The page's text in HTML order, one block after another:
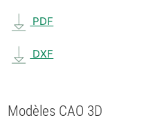
PDF
DXF
Modèles CAO 3D